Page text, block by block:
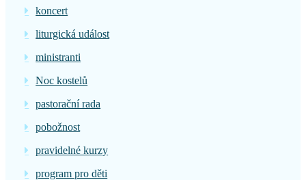
koncert
liturgická událost
ministranti
Noc kostelů
pastorační rada
pobožnost
pravidelné kurzy
program pro děti